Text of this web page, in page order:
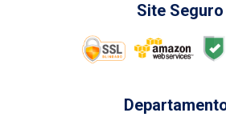
Site Seguro